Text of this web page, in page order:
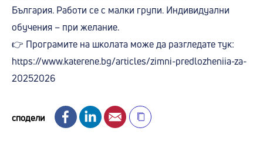
България. Работи се с малки групи. Индивидуални
обучения – при желание.
👉 Програмите на школата може да разгледате тук:
https://www.katerene.bg/articles/zimni-predlozheniia-za-
20252026
сподели
FacebookLinkedIn Email